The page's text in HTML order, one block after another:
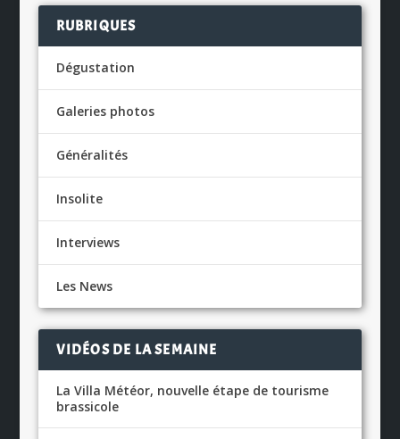
RUBRIQUES
Dégustation
Galeries photos
Généralités
Insolite
Interviews
Les News
VIDÉOS DE LA SEMAINE
La Villa Météor, nouvelle étape de tourisme
brassicole